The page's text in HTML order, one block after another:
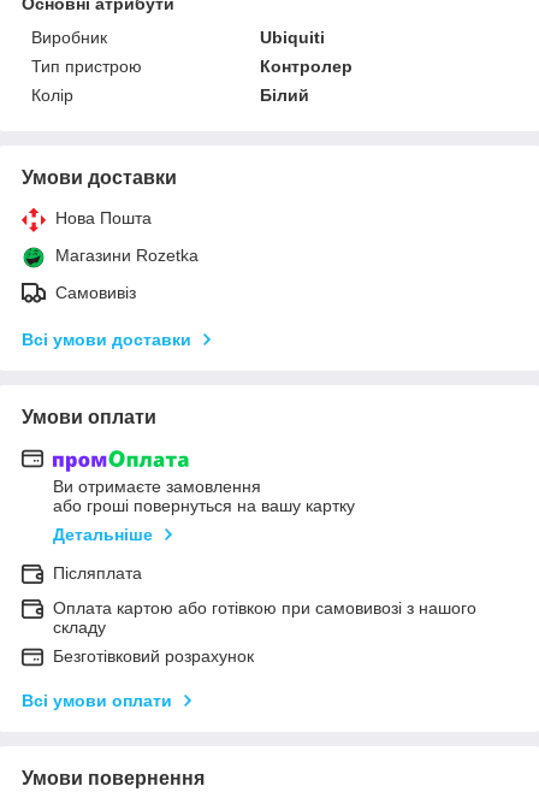
Виробник
Ubiquiti
Тип пристрою
Контролер
Колір
Білий
Умови доставки
Нова Пошта
Магазини Rozetka
Самовивіз
Всі умови доставки
Умови оплати
Ви отримаєте замовлення
або гроші повернуться на вашу картку
Детальніше
Післяплата
Оплата картою або готівкою при самовивозі з нашого
складу
Безготівковий розрахунок
Всі умови оплати
Умови повернення